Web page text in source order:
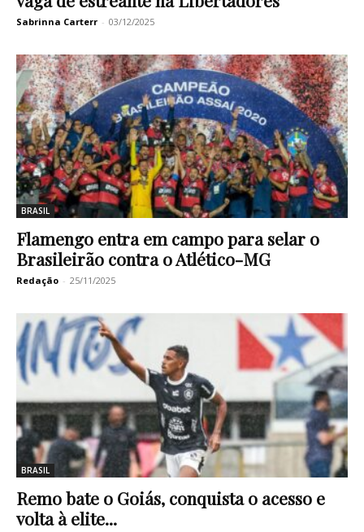
Sabrinna Carterr - 03/12/2025
BRASIL
Flamengo entra em campo para selar o
Brasileirão contra o Atlético-MG
Redação - 25/11/2025
BRASIL
Remo bate o Goiás, conquista o acesso e
volta à elite...